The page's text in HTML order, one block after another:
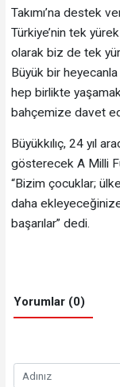
Takımı’na destek
Türkiye’nin tek
olarak biz de tek
Büyük bir heyecanla
hep birlikte
bahçemize davet
Büyükkılıç, 24 yıl
gösterecek A Milli
“Bizim çocuklar;
daha
başarılar” dedi.
Yorumlar (0)